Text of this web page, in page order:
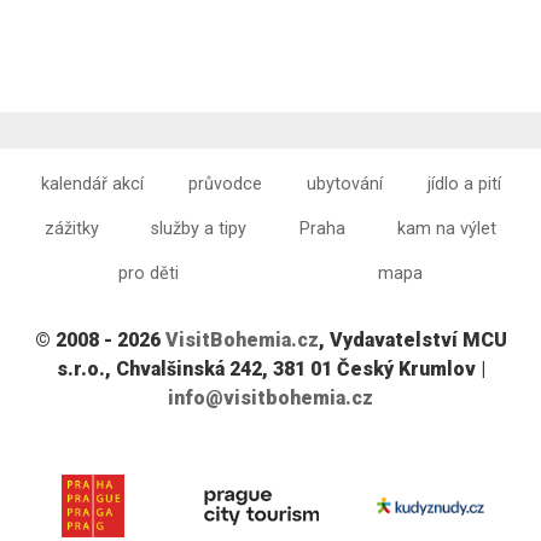
kalendář akcí průvodce ubytování jídlo a pití
zážitky služby a tipy Praha kam na výlet
pro děti mapa
© 2008 - 2026 VisitBohemia.cz, Vydavatelství MCU
s.r.o., Chvalšinská 242, 381 01 Český Krumlov |
info@visitbohemia.cz